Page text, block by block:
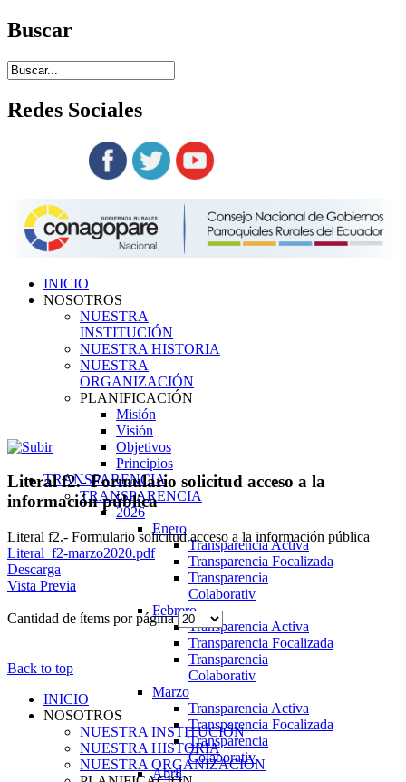
Buscar
Redes Sociales
INICIO
NOSOTROS
NUESTRA
INSTITUCIÓN
NUESTRA HISTORIA
NUESTRA
ORGANIZACIÓN
PLANIFICACIÓN
Misión
Visión
Objetivos
Principios
TRANSPARENCIA
TRANSPARENCIA
2026
Enero
Transparencia Activa
Transparencia Focalizada
Transparencia
Colaborativ
Febrero
Transparencia Activa
Transparencia Focalizada
Transparencia
Colaborativ
Marzo
Transparencia Activa
Transparencia Focalizada
Transparencia
Colaborativ
Abril
Literal f2.- Formulario solicitud acceso a la
información pública
Literal f2.- Formulario solicitud acceso a la información pública
Literal_f2-marzo2020.pdf
Descarga
Vista Previa
Cantidad de ítems por página
Back to top
INICIO
NOSOTROS
NUESTRA INSTITUCIÓN
NUESTRA HISTORIA
NUESTRA ORGANIZACIÓN